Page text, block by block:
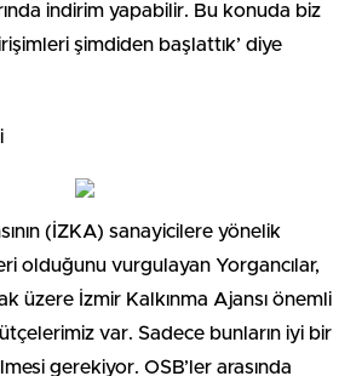
indirim yapabilir. Bu konuda biz
şimdiden başlattık’ diye
(İZKA) sanayicilere yönelik
olduğunu vurgulayan Yorgancılar,
üzere İzmir Kalkınma Ajansı önemli
var. Sadece bunların iyi bir
gerekiyor. OSB’ler arasında